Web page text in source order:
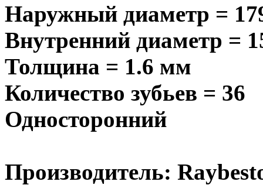
Наружный диаметр =
Внутренний диаметр =
Толщина = 1.6 мм
Количество зубьев = 36
Односторонний
Производитель: